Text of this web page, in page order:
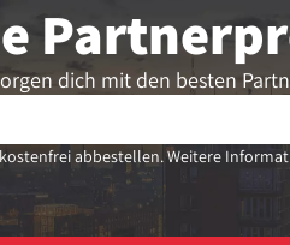
dich mit den besten
abbestellen. Weitere